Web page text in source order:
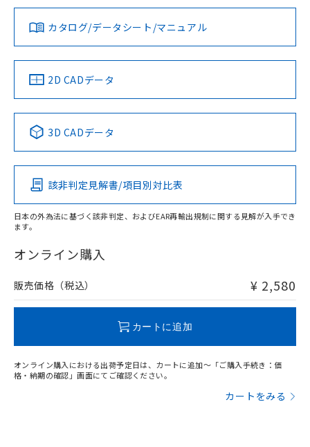
ダウンロードデータをご利用いただく前に、以下を必ずお読
みください。
ソフトウェアの使用条件
対応済み
中国 RoHS 注意事項・凡例
Pb Hg Cd Cr(VI)
O
在庫等で未対応品が混在する可能性があります。
問い合わせください。
LR型式承認
（イギリス
船舶規格）
DNV型式承認
（ノルウェー
BV型式承認
（フランス
KR型式
（韓国
No No No No
この製品の規格認証/適合状況ページへ
その他の認証はこちらのページからご検索ください
カタログ/データシート/マニュアル
2D CADデータ
3D CADデータ
該非判定見解書/項目別対比表
日本の外為法に基づく該非判定、およびEAR再輸出規制に関する見解が入手でき
ます。
オンライン購入
販売価格（税込） ¥ 2,580
カートに追加
オンライン購入における出荷予定日は、カートに追加～「ご購入手続き：価
格・納期の確認」画面にてご確認ください。
カートをみる